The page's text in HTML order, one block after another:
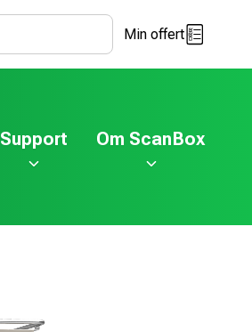
Min offert
Support Om ScanBox